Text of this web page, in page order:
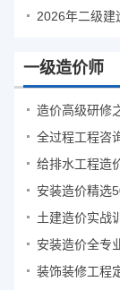
2026年二级建
一级造价师
造价高级研修
全过程工程咨
给排水工程造
安装造价精选
土建造价实战
安装造价全专
装饰装修工程